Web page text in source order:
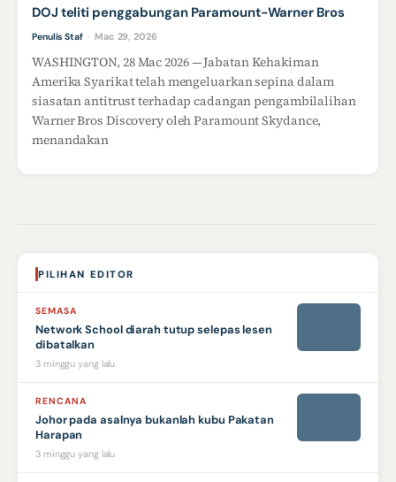
DOJ teliti penggabungan Paramount-Warner Bros
Penulis Staf · Mac 29, 2026
WASHINGTON, 28 Mac 2026 — Jabatan Kehakiman
Amerika Syarikat telah mengeluarkan sepina dalam
siasatan antitrust terhadap cadangan pengambilalihan
Warner Bros Discovery oleh Paramount Skydance,
menandakan
PILIHAN EDITOR
SEMASA
Network School diarah tutup selepas lesen
dibatalkan
3 minggu yang lalu
RENCANA
Johor pada asalnya bukanlah kubu Pakatan
Harapan
3 minggu yang lalu